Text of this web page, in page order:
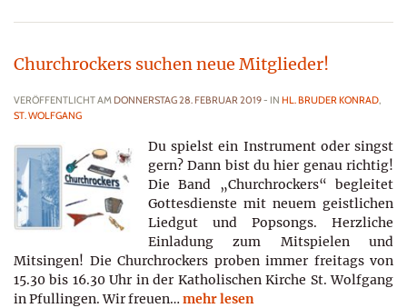
Churchrockers suchen neue Mitglieder!
VERÖFFENTLICHT AM DONNERSTAG 28. FEBRUAR 2019- IN HL. BRUDER KONRAD,
ST. WOLFGANG
Du spielst ein Instrument oder singst
gern? Dann bist du hier genau richtig!
Die Band „Churchrockers“ begleitet
Gottesdienste mit neuem geistlichen
Liedgut und Popsongs. Herzliche
Einladung zum Mitspielen und
Mitsingen! Die Churchrockers proben immer freitags von
15.30 bis 16.30 Uhr in der Katholischen Kirche St. Wolfgang
in Pfullingen. Wir freuen… mehr lesen